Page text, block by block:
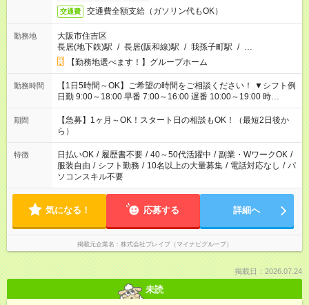
交通費 交通費全額支給（ガソリン代もOK）
勤務地
大阪市住吉区
長居(地下鉄)駅 / 長居(阪和線)駅 / 我孫子町駅 / …
【勤務地選べます！】グループホーム
勤務時間
【1日5時間～OK】ご希望の時間をご相談ください！ ▼シフト例
日勤 9:00～18:00 早番 7:00～16:00 遅番 10:00～19:00 時
短 10:00～15:00 上記はあくまで一例です。 「夕方までには帰宅
しておきたい」 「朝はゆっくりのスタートがいい」 「お昼の時
間を有効に使いたい」 など、ご希望があれば教えてください
ね。
期間
【急募】1ヶ月～OK！スタート日の相談もOK！（最短2日後か
ら）
特徴 日払いOK / 履歴書不要 / 40～50代活躍中 / 副業・WワークOK /
服装自由 / シフト勤務 / 10名以上の大量募集 / 電話対応なし / パ
ソコンスキル不要
気になる！ 応募する 詳細へ
掲載元企業名 株式会社ブレイブ（マイナビグループ）
掲載日：2026.07.24
未読